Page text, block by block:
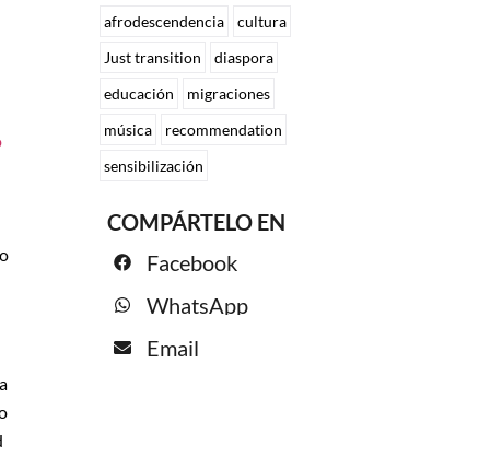
afrodescendencia
cultura
Just transition
diaspora
educación
migraciones
música
recommendation
sensibilización
COMPÁRTELO EN
Facebook
WhatsApp
Email